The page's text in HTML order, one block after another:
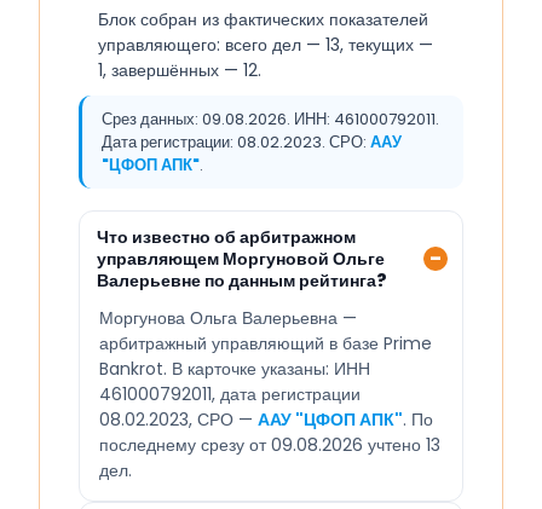
Блок собран из фактических показателей
управляющего: всего дел — 13, текущих —
1, завершённых — 12.
Срез данных: 09.08.2026. ИНН: 461000792011.
Дата регистрации: 08.02.2023. СРО: ААУ
"ЦФОП АПК".
Что известно об арбитражном
управляющем Моргуновой Ольге
Валерьевне по данным рейтинга?
Моргунова Ольга Валерьевна —
арбитражный управляющий в базе Prime
Bankrot. В карточке указаны: ИНН
461000792011, дата регистрации
08.02.2023, СРО — ААУ "ЦФОП АПК". По
последнему срезу от 09.08.2026 учтено 13
дел.